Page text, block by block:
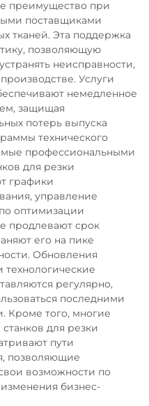
преимущество при
поставщиками
тканей. Эта поддержка
позволяющую
неисправности,
Услуги
немедленное
защищая
потерь выпуска
технического
профессиональными
для резки
графики
управление
оптимизации
продлевают срок
его на пике
Обновления
регулярно,
последними
Кроме того, многие
для резки
пути
позволяющие
возможности по
бизнес-